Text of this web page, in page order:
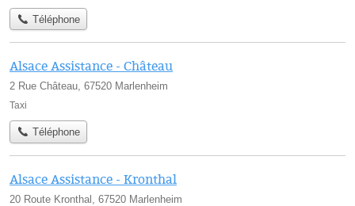
Téléphone
Alsace Assistance - Château
2 Rue Château, 67520 Marlenheim
Taxi
Téléphone
Alsace Assistance - Kronthal
20 Route Kronthal, 67520 Marlenheim